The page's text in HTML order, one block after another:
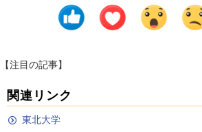
【注目の記事】
関連リンク
東北大学